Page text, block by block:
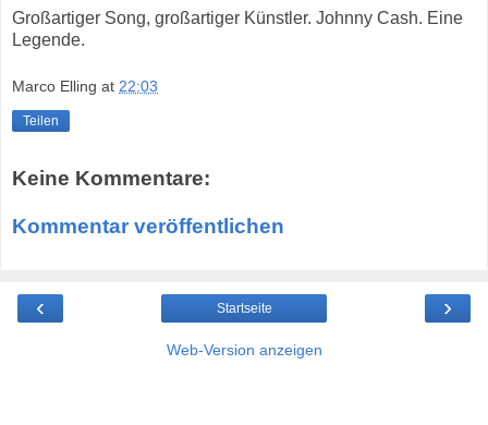
Großartiger Song, großartiger Künstler. Johnny Cash. Eine
Legende.
Marco Elling at 22:03
Teilen
Keine Kommentare:
Kommentar veröffentlichen
‹ ›
Startseite
Web-Version anzeigen